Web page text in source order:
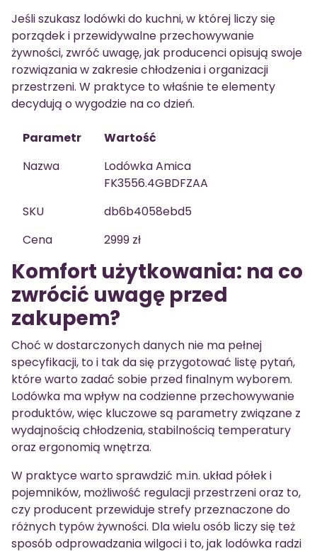
Jeśli szukasz lodówki do kuchni, w której liczy się
porządek i przewidywalne przechowywanie
żywności, zwróć uwagę, jak producenci opisują swoje
rozwiązania w zakresie chłodzenia i organizacji
przestrzeni. W praktyce to właśnie te elementy
decydują o wygodzie na co dzień.
Parametr
Wartość
Nazwa
Lodówka Amica
FK3556.4GBDFZAA
SKU
db6b4058ebd5
Cena
2999 zł
Komfort użytkowania: na co
zwrócić uwagę przed
zakupem?
Choć w dostarczonych danych nie ma pełnej
specyfikacji, to i tak da się przygotować listę pytań,
które warto zadać sobie przed finalnym wyborem.
Lodówka ma wpływ na codzienne przechowywanie
produktów, więc kluczowe są parametry związane z
wydajnością chłodzenia, stabilnością temperatury
oraz ergonomią wnętrza.
W praktyce warto sprawdzić m.in. układ półek i
pojemników, możliwość regulacji przestrzeni oraz to,
czy producent przewiduje strefy przeznaczone do
różnych typów żywności. Dla wielu osób liczy się też
sposób odprowadzania wilgoci i to, jak lodówka radzi